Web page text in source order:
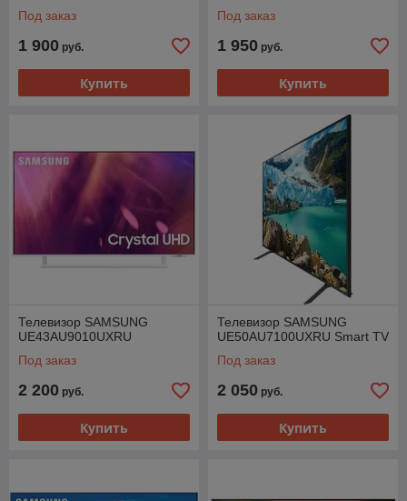
Под заказ
1 900 руб.
Купить
Под заказ
1 950 руб.
Купить
Телевизор SAMSUNG
UE43AU9010UXRU
Под заказ
2 200 руб.
Купить
Телевизор SAMSUNG
UE50AU7100UXRU Smart TV
Под заказ
2 050 руб.
Купить